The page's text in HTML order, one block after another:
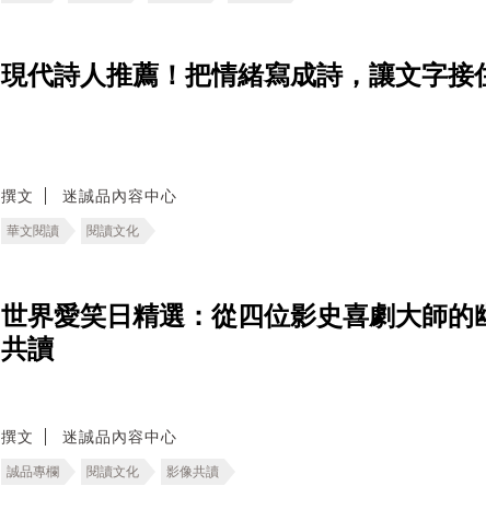
現代詩人推薦！把情緒寫成詩，讓文字接
撰文 迷誠品內容中心
華文閱讀 閱讀文化
世界愛笑日精選：從四位影史喜劇大師
共讀
撰文 迷誠品內容中心
誠品專欄 閱讀文化 影像共讀